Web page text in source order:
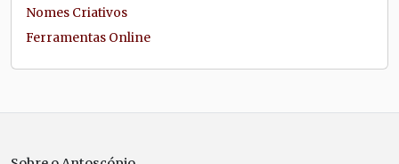
Nomes Criativos
Ferramentas Online